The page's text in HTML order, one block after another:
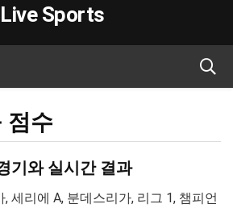
Live Sports
점수
기와 실시간 결과
세리에 A, 분데스리가, 리그 1, 챔피언